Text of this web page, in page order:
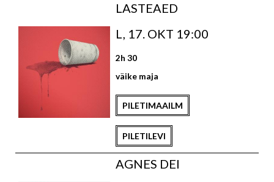
LASTEAED
L, 17. OKT 19:00
2h 30
väike maja
PILETIMAAILM
PILETILEVI
AGNES DEI